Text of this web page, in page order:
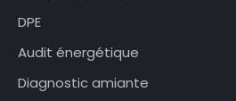
DPE
Audit énergétique
Diagnostic amiante